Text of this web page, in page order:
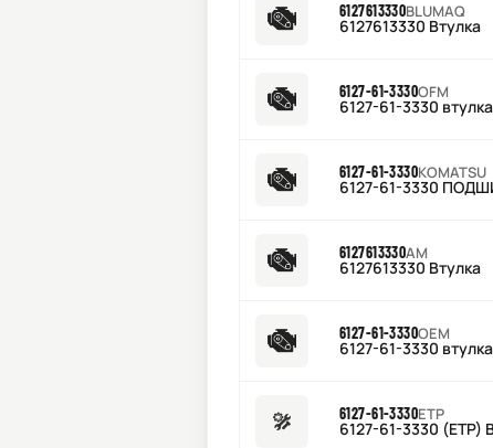
6127613330BLUMAQ
6127613330 Втулка
6127-61-3330OFM
6127-61-3330 втулка
6127-61-3330KOMATSU
6127-61-3330
6127613330AM
6127613330 Втулка
6127-61-3330OEM
6127-61-3330 втулка
6127-61-3330ETP
6127-61-3330 (ETP)